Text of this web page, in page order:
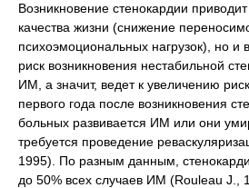
Возникновение стенокардии
качества жизни (снижение
психоэмоциональных нагрузок), но и
риск возникновения нестабильной
ИМ, а значит, ведет к увеличению
первого года после возникновения
больных развивается ИМ или они
требуется проведение
1995). По разным данным,
до 50% всех случаев ИМ (Rouleau J.,